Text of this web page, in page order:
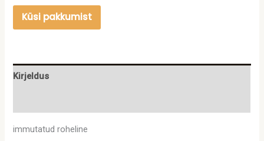
Küsi pakkumist
Kirjeldus
immutatud roheline